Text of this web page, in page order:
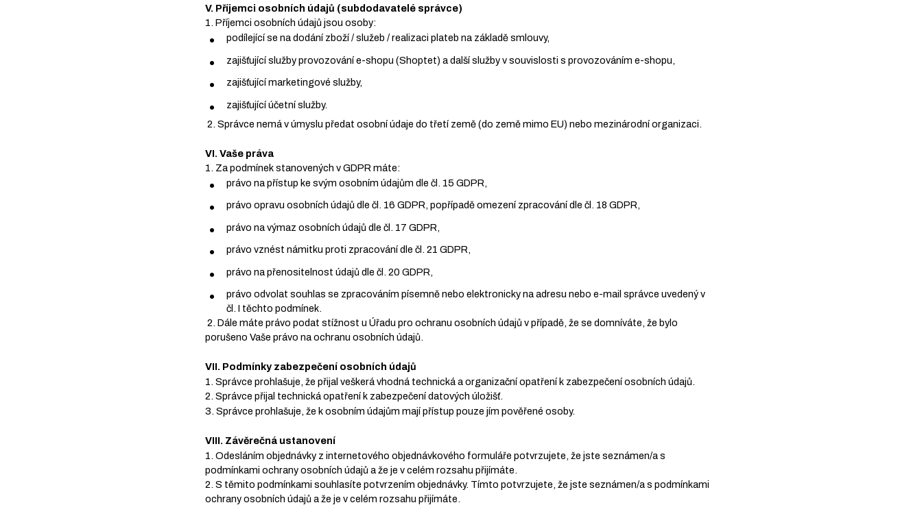
V. Příjemci osobních údajů (subdodavatelé správce)
1. Příjemci osobních údajů jsou osoby:
podílející se na dodání zboží / služeb / realizaci plateb na základě smlouvy,
zajišťující služby provozování e-shopu (Shoptet) a další služby v souvislosti s provozováním e-shopu,
zajišťující marketingové služby,
zajišťující účetní služby.
2. Správce nemá v úmyslu předat osobní údaje do třetí země (do země mimo EU) nebo mezinárodní organizaci.
VI. Vaše práva
1. Za podmínek stanovených v GDPR máte:
právo na přístup ke svým osobním údajům dle čl. 15 GDPR,
právo opravu osobních údajů dle čl. 16 GDPR, popřípadě omezení zpracování dle čl. 18 GDPR,
právo na výmaz osobních údajů dle čl. 17 GDPR,
právo vznést námitku proti zpracování dle čl. 21 GDPR,
právo na přenositelnost údajů dle čl. 20 GDPR,
právo odvolat souhlas se zpracováním písemně nebo elektronicky na adresu nebo e-mail správce uvedený v
čl. I těchto podmínek.
2. Dále máte právo podat stížnost u Úřadu pro ochranu osobních údajů v případě, že se domníváte, že bylo
porušeno Vaše právo na ochranu osobních údajů.
VII. Podmínky zabezpečení osobních údajů
1. Správce prohlašuje, že přijal veškerá vhodná technická a organizační opatření k zabezpečení osobních údajů.
2. Správce přijal technická opatření k zabezpečení datových úložišť.
3. Správce prohlašuje, že k osobním údajům mají přístup pouze jím pověřené osoby.
VIII. Závěrečná ustanovení
1. Odesláním objednávky z internetového objednávkového formuláře potvrzujete, že jste seznámen/a s
podmínkami ochrany osobních údajů a že je v celém rozsahu přijímáte.
2. S těmito podmínkami souhlasíte potvrzením objednávky. Tímto potvrzujete, že jste seznámen/a s podmínkami
ochrany osobních údajů a že je v celém rozsahu přijímáte.